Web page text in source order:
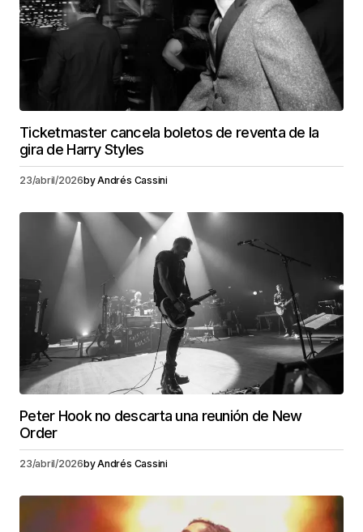
Ticketmaster cancela boletos de reventa de la
gira de Harry Styles
23/abril/2026byAndrés Cassini
Peter Hook no descarta una reunión de New
Order
23/abril/2026byAndrés Cassini